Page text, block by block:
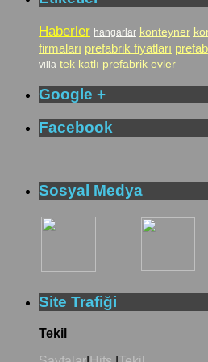
Haberler hangarlar konteyner
firmaları prefabrik fiyatları
villa tek katlı prefabrik evler
Google +
Facebook
Sosyal Medya
Site Trafiği
Tekil